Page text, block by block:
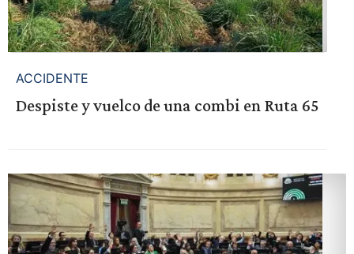
ACCIDENTE
Despiste y vuelco de una combi en Ruta 65